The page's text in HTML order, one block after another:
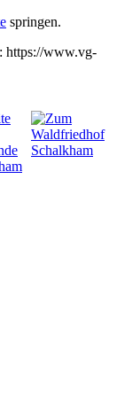
springen.
https://www.vg-